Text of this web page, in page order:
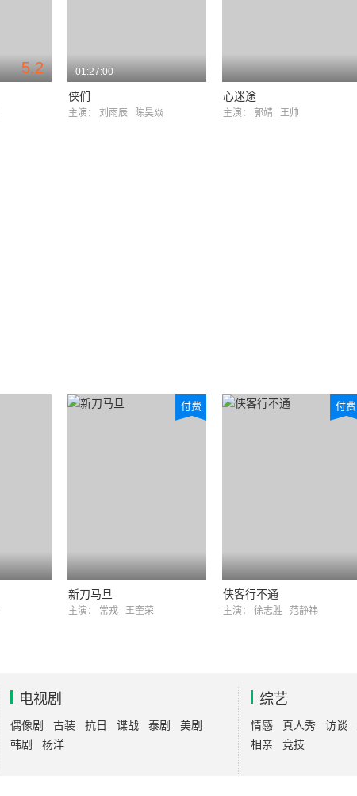
5.2 01:27:00
侠们
主演： 刘雨辰 陈昊焱
心迷途
主演： 郭靖 王帅
付费
新刀马旦
主演： 常戎 王奎荣
付费
侠客行不通
主演： 徐志胜 范静祎
电视剧
偶像剧 古装 抗日 谍战 泰剧
美剧
韩剧
杨洋
综艺
情感 真人秀 访谈
相亲
竞技